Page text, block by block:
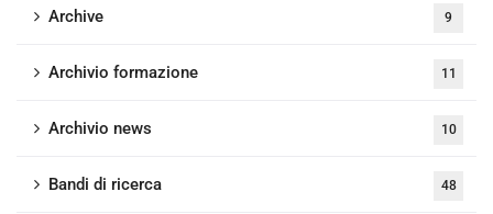
Archive 9
Archivio formazione 11
Archivio news 10
Bandi di ricerca 48